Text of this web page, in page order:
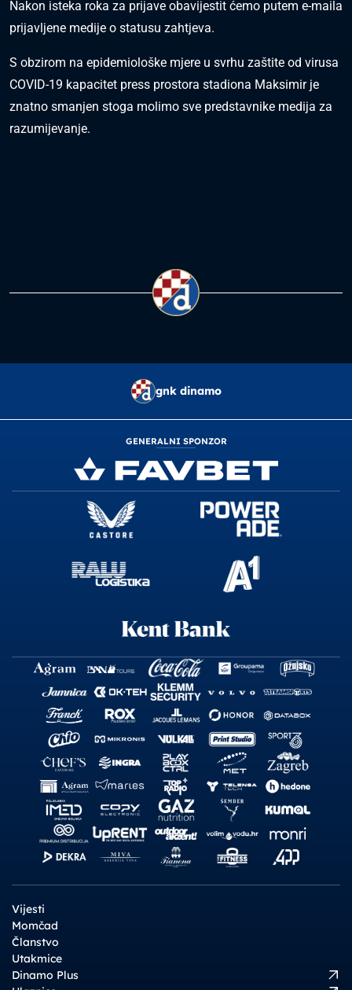
Nakon isteka roka za prijave obavijestit ćemo putem e-maila
prijavljene medije o statusu zahtjeva.
S obzirom na epidemiološke mjere u svrhu zaštite od virusa
COVID-19 kapacitet press prostora stadiona Maksimir je
znatno smanjen stoga molimo sve predstavnike medija za
razumijevanje.
gnk dinamo
GENERALNI SPONZOR
Vijesti
Momčad
Članstvo
Utakmice
Dinamo Plus